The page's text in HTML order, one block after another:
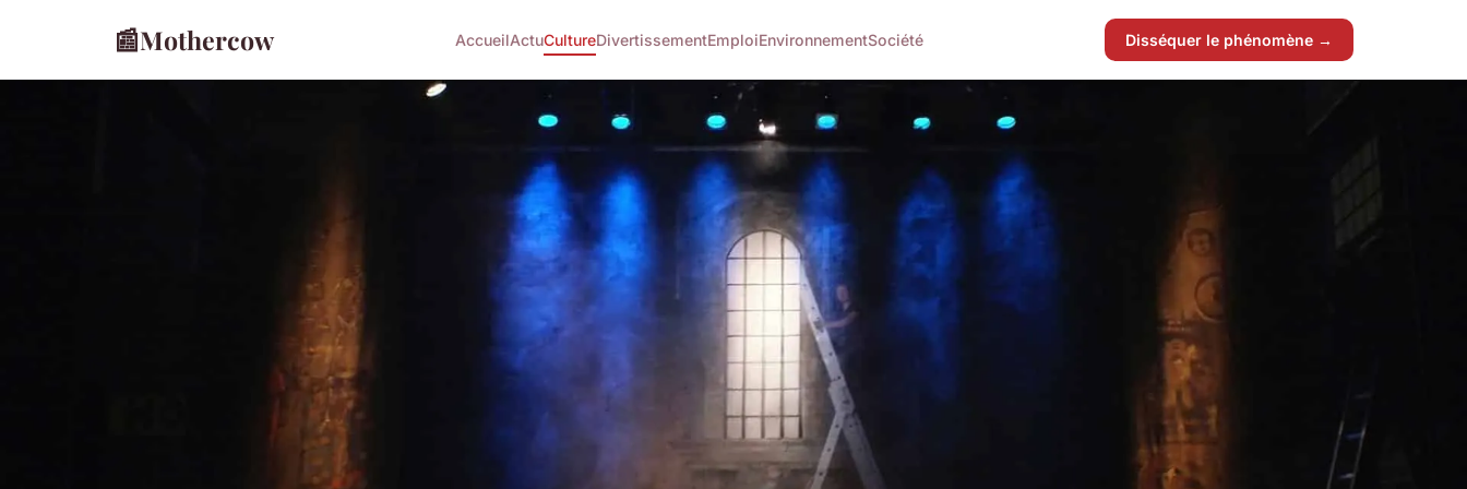
📰Mothercow AccueilActuCultureDivertissementEmploiEnvironnementSociété Disséquer le phénomène →